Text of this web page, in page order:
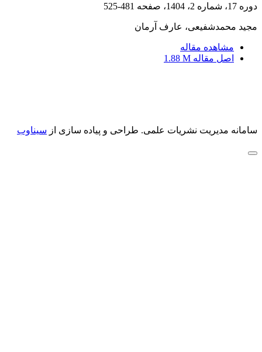
دوره 17، شماره 2، 1404، صفحه 481-525
مجید محمدشفیعی، عارف آرمان
مشاهده مقاله
اصل مقاله 1.88 M
سامانه مدیریت نشریات علمی. طراحی و پیاده سازی از سیناوب